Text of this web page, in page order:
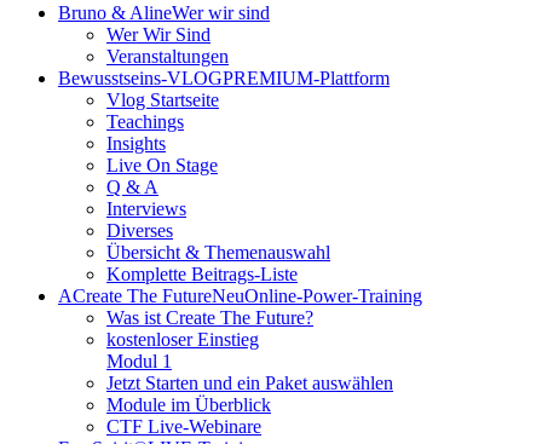
Bruno & AlineWer wir sind
Wer Wir Sind
Veranstaltungen
Bewusstseins-VLOGPREMIUM-Plattform
Vlog Startseite
Teachings
Insights
Live On Stage
Q & A
Interviews
Diverses
Übersicht & Themenauswahl
Komplette Beitrags-Liste
ACreate The FutureNeuOnline-Power-Training
Was ist Create The Future?
kostenloser Einstieg
Modul 1
Jetzt Starten und ein Paket auswählen
Module im Überblick
CTF Live-Webinare